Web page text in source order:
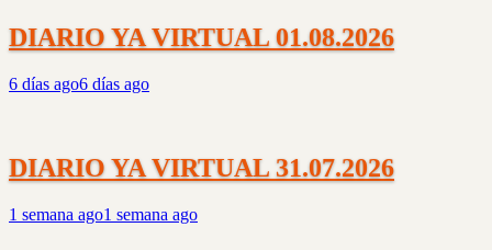
DIARIO YA VIRTUAL 01.08.2026
6 días ago6 días ago
DIARIO YA VIRTUAL 31.07.2026
1 semana ago1 semana ago